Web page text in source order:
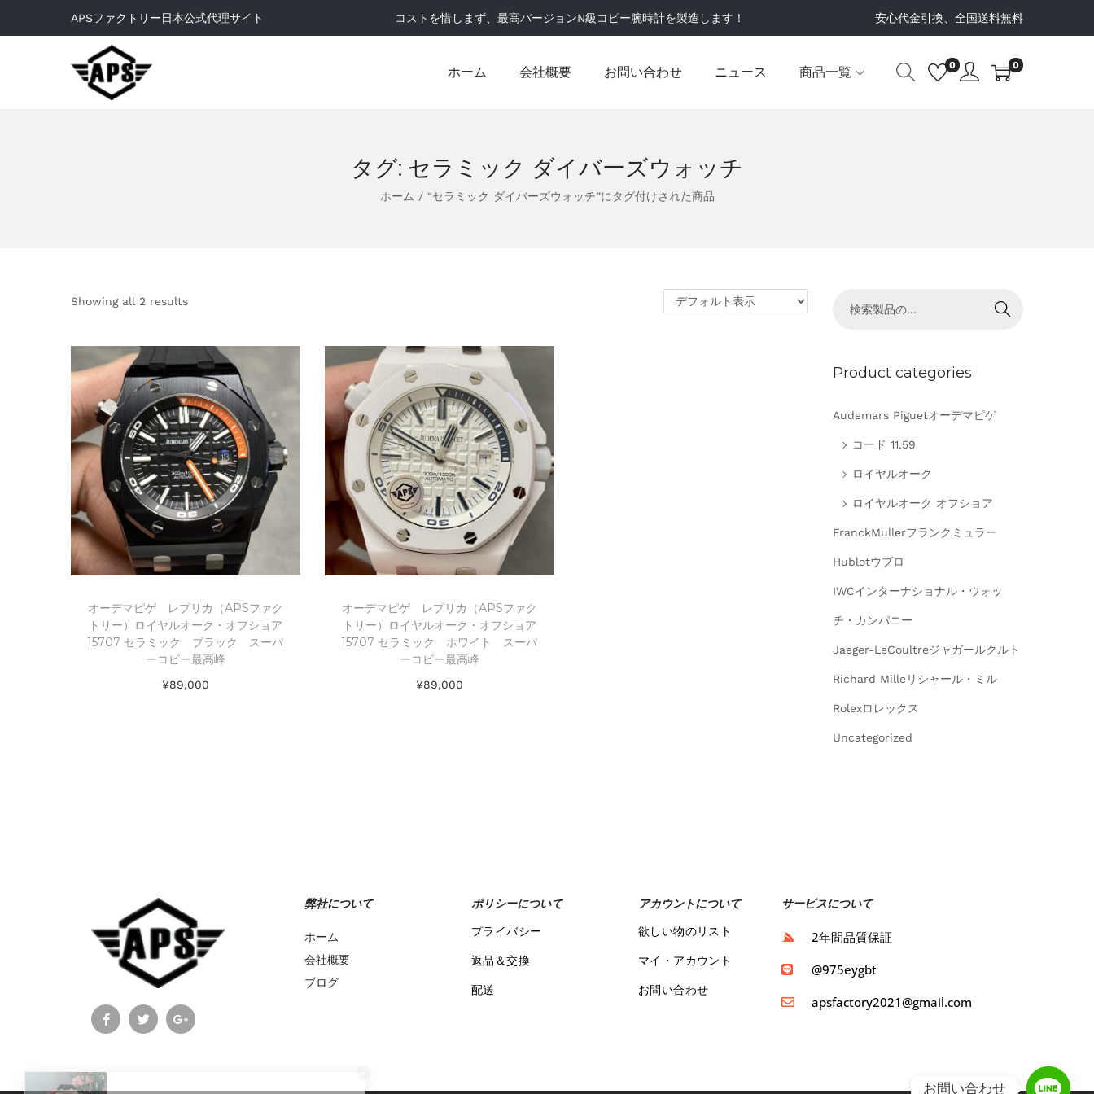
APSファクトリー日本公式代理サイト コストを惜しまず、最高バージョンN級コピー腕時計を製造します！ 安心代金引換、全国送料無料
ホーム 会社概要 お問い合わせ ニュース 商品一覧 0 0
タグ: セラミック ダイバーズウォッチ
ホーム / “セラミック ダイバーズウォッチ”にタグ付けされた商品
Showing all 2 results
オーデマピゲ レプリカ（APSファク
トリー）ロイヤルオーク・オフショア
15707 セラミック ブラック スーパ
ーコピー最高峰
¥89,000
オーデマピゲ レプリカ（APSファク
トリー）ロイヤルオーク・オフショア
15707 セラミック ホワイト スーパ
ーコピー最高峰
¥89,000
検索
Product categories
Audemars Piguetオーデマピゲ
コード 11.59
ロイヤルオーク
ロイヤルオーク オフショア
FranckMullerフランクミュラー
Hublotウブロ
IWCインターナショナル・ウォッ
チ・カンパニー
Jaeger-LeCoultreジャガールクルト
Richard Milleリシャール・ミル
Rolexロレックス
Uncategorized
弊社について
ホーム
会社概要
ブログ
ポリシーについて
プライバシー
返品＆交換
配送
アカウントについて
欲しい物のリスト
マイ・アカウント
お問い合わせ
サービスについて
2年間品質保証
@975eygbt
apsfactory2021@gmail.com
お問い合わせ